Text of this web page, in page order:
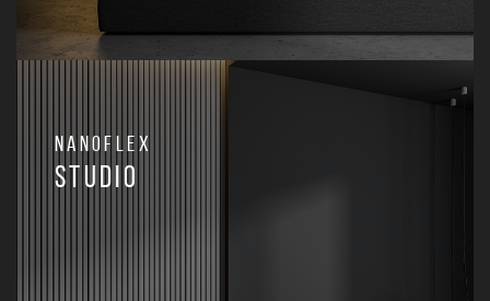
Nanoflex
Studio